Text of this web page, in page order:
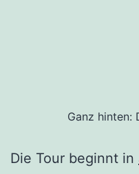
Ganz hinten:
Die Tour beginnt in